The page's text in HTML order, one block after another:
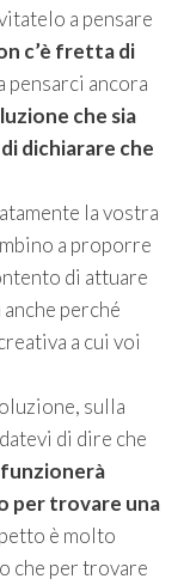
a pensare
c’è fretta di
pensarci ancora
che sia
dichiarare che
la vostra
a proporre
di attuare
perché
a cui voi
sulla
di dire che
per trovare una
è molto
che per trovare